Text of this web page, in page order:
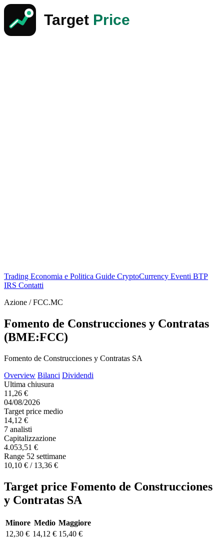
Trading Economia e Politica Guide CryptoCurrency Eventi BTP
IRS Contatti
Azione / FCC.MC
Fomento de Construcciones y Contratas
(BME:FCC)
Fomento de Construcciones y Contratas SA
Overview Bilanci Dividendi
Ultima chiusura
11,26 €
04/08/2026
Target price medio
14,12 €
7 analisti
Capitalizzazione
4.053,51 €
Range 52 settimane
10,10 € / 13,36 €
Target price Fomento de Construcciones
y Contratas SA
Minore Medio Maggiore
12,30 € 14,12 € 15,40 €